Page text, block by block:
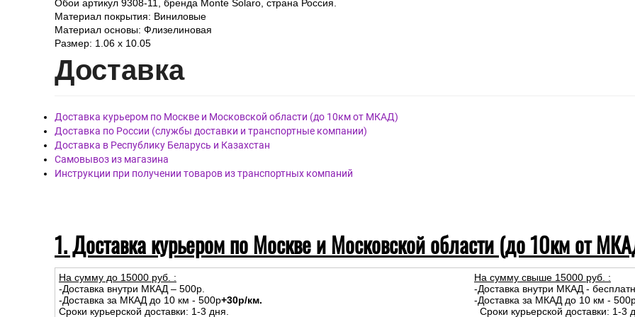
Обои артикул 9308-11, бренда Monte Solaro, страна Россия.
Материал покрытия: Виниловые
Материал основы: Флизелиновая
Размер: 1.06 x 10.05
Доставка
Доставка курьером по Москве и Московской области (до 10км от МКАД)
Доставка по России (службы доставки и транспортные компании)
Доставка в Республику Беларусь и Казахстан
Самовывоз из магазина
Инструкции при получении товаров из транспортных компаний
1. Доставка курьером по Москве и Московской области (до 10км от
На сумму до 15000 руб. :
-Доставка внутри МКАД – 500р.
-Доставка за МКАД до 10 км - 500р+30р/км.
Сроки курьерской доставки: 1-3 дня.
На сумму свыше 15000 руб. :
-Доставка внутри МКАД -
-Доставка за МКАД до 10 км -
Сроки курьерской доставки: 1-3